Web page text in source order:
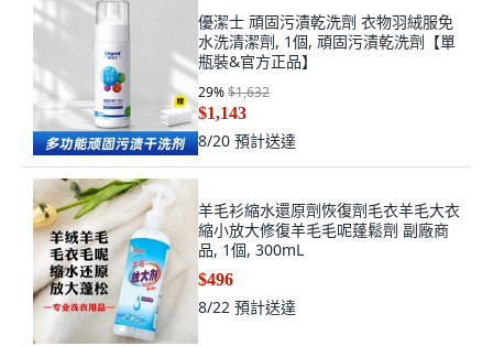
優潔士 頑固污漬乾洗劑 衣物羽絨服免
水洗清潔劑, 1個, 頑固污漬乾洗劑【單
瓶裝&官方正品】
29%$1,632
$1,143
8/20 預計送達
羊毛衫縮水還原劑恢復劑毛衣羊毛大衣
縮小放大修復羊毛毛呢蓬鬆劑 副廠商
品, 1個, 300mL
$496
8/22 預計送達